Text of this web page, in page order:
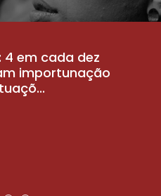
em cada dez
importunação